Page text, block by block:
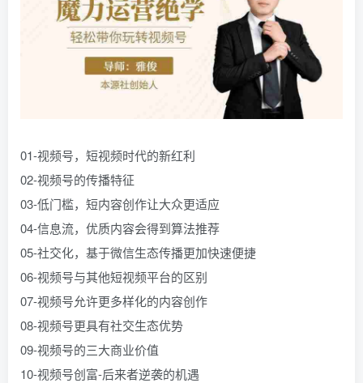
01-视频号，短视频时代的新红利
02-视频号的传播特征
03-低门槛，短内容创作让大众更适应
04-信息流，优质内容会得到算法推荐
05-社交化，基于微信生态传播更加快速便捷
06-视频号与其他短视频平台的区别
07-视频号允许更多样化的内容创作
08-视频号更具有社交生态优势
09-视频号的三大商业价值
10-视频号创富-后来者逆袭的机遇